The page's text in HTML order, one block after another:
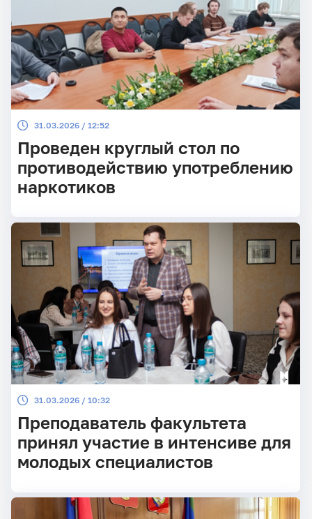
31.03.2026 / 12:52
Проведен круглый стол по
противодействию употреблению
наркотиков
31.03.2026 / 10:32
Преподаватель факультета
принял участие в интенсиве для
молодых специалистов